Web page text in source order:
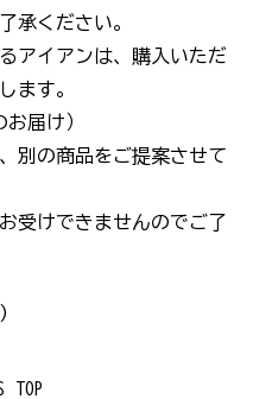
承ください。
アイアンは、購入いただ
ます。
届け）
別の商品をご提案させて
受けできませんのでご了
TOP